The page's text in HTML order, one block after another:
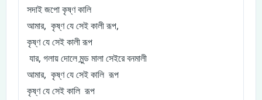
সদাই জপো কৃষ্ণ কালি
আমার, কৃষ্ণ যে সেই কালী রূপ,
কৃষ্ণ যে সেই কালী রূপ
যার, গলায় দোলে মুন্ড মালা সেইরে বনমালী
আমার, কৃষ্ণ যে সেই কালি রূপ
কৃষ্ণ যে সেই কালি রূপ